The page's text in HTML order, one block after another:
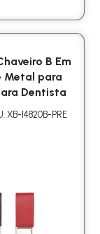
B Em
Metal para
Dentista
XB-14820B-PRE